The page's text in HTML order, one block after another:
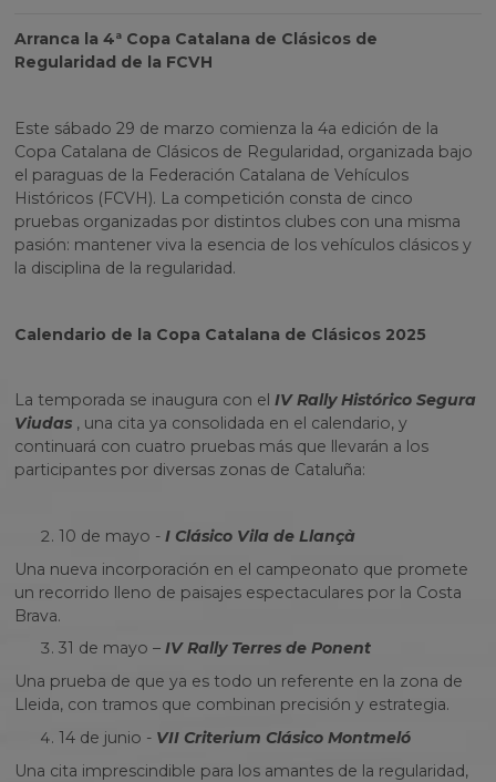
Arranca la 4ª Copa Catalana de Clásicos de
Regularidad de la FCVH
Este sábado 29 de marzo comienza la 4a edición de la
Copa Catalana de Clásicos de Regularidad, organizada bajo
el paraguas de la Federación Catalana de Vehículos
Históricos (FCVH). La competición consta de cinco
pruebas organizadas por distintos clubes con una misma
pasión: mantener viva la esencia de los vehículos clásicos y
la disciplina de la regularidad.
Calendario de la Copa Catalana de Clásicos 2025
La temporada se inaugura con elIV Rally Histórico Segura
Viudas , una cita ya consolidada en el calendario, y
continuará con cuatro pruebas más que llevarán a los
participantes por diversas zonas de Cataluña:
10 de mayo -I Clásico Vila de Llançà
Una nueva incorporación en el campeonato que promete
un recorrido lleno de paisajes espectaculares por la Costa
Brava.
31 de mayo –IV Rally Terres de Ponent
Una prueba de que ya es todo un referente en la zona de
Lleida, con tramos que combinan precisión y estrategia.
14 de junio - VII Criterium Clásico Montmeló
Una cita imprescindible para los amantes de la regularidad,